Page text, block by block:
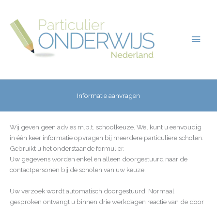
inhoud
Informatie aanvragen
Wij geven geen advies m.b.t. schoolkeuze. Wel kunt u eenvoudig
in één keer informatie opvragen bij meerdere particuliere scholen.
Gebruikt u het onderstaande formulier.
Uw gegevens worden enkel en alleen doorgestuurd naar de
contactpersonen bij de scholen van uw keuze.
Uw verzoek wordt automatisch doorgestuurd. Normaal
gesproken ontvangt u binnen drie werkdagen reactie van de door